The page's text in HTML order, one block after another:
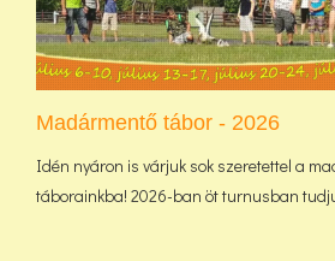
Madármentő tábor - 2026
Idén nyáron is várjuk sok szeretettel a
táborainkba! 2026-ban öt turnusban